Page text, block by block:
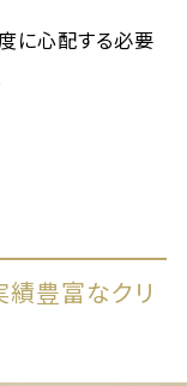
に心配する必要
豊富なクリ